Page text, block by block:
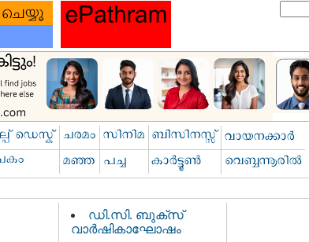
ഡി.സി. ബുക്സ്
വാര്‍ഷികാഘോഷം